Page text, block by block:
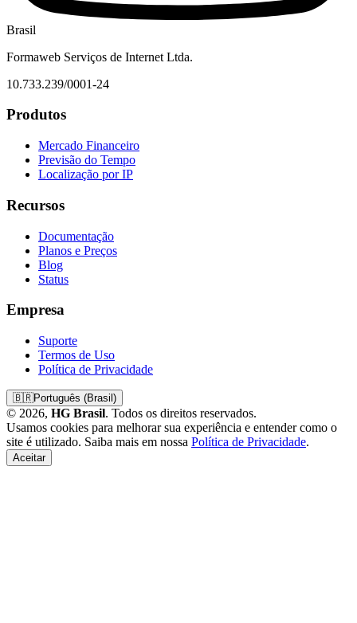
Brasil
Formaweb Serviços de Internet Ltda.
10.733.239/0001-24
Produtos
Mercado Financeiro
Previsão do Tempo
Localização por IP
Recursos
Documentação
Planos e Preços
Blog
Status
Empresa
Suporte
Termos de Uso
Política de Privacidade
🇧🇷Português (Brasil)
© 2026, HG Brasil. Todos os direitos reservados.
Usamos cookies para melhorar sua experiência e entender como o
site é utilizado. Saiba mais em nossa Política de Privacidade.
Aceitar